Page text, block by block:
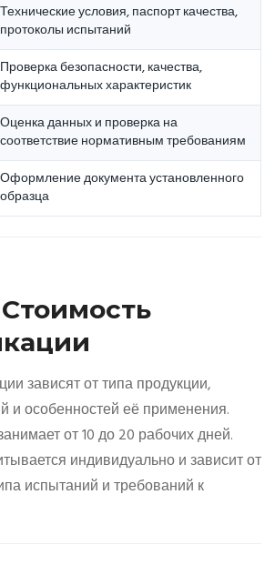
Технические условия, паспорт качества,
протоколы испытаний
Проверка безопасности, качества,
функциональных характеристик
Оценка данных и проверка на
соответствие нормативным требованиям
Оформление документа установленного
образца
зависят от типа продукции,
и особенностей её применения.
от 10 до 20 рабочих дней.
индивидуально и зависит от
испытаний и требований к